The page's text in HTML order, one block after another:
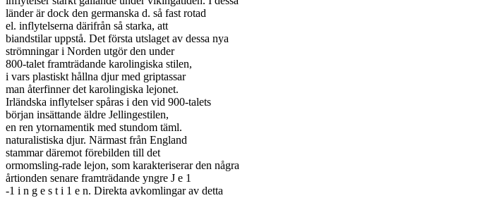
länder är dock den germanska d. så fast rotad
el. inflytelserna därifrån så starka, att
biandstilar uppstå. Det första utslaget av dessa nya
strömningar i Norden utgör den under
800-talet framträdande karolingiska stilen,
i vars plastiskt hållna djur med griptassar
man återfinner det karolingiska lejonet.
Irländska inflytelser spåras i den vid 900-talets
början insättande äldre Jellingestilen,
en ren ytornamentik med stundom täml.
naturalistiska djur. Närmast från England
stammar däremot förebilden till det
ormomsling-rade lejon, som karakteriserar den några
årtionden senare framträdande yngre J e 1
-1 i n g e s t i 1 e n. Direkta avkomlingar av detta